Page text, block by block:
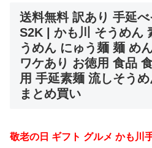
送料無料 訳あり 手延
S2K | かも川 そうめん
うめん にゅう麺 麺 め
ワケあり お徳用 食品
用 手延素麺 流しそう
まとめ買い
敬老の日 ギフト グルメ かも川